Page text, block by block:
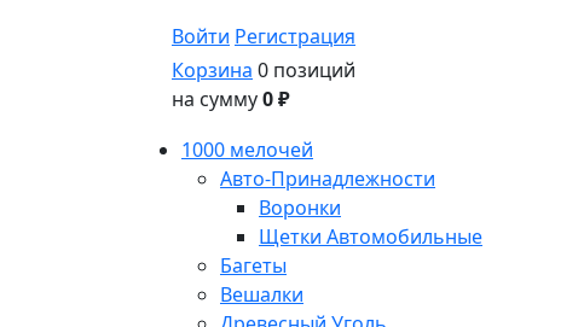
Войти Регистрация
Корзина 0 позиций
на сумму0 ₽
1000 мелочей
Авто-Принадлежности
Воронки
Щетки Автомобильные
Багеты
Вешалки